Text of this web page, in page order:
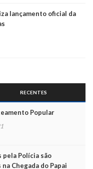
lançamento oficial da
RECENTES
Popular
Polícia são
Chegada do Papai